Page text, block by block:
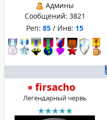
Админы
Сообщений: 3821
Реп: 85 / Инв: 15
firsacho
Легендарный червь